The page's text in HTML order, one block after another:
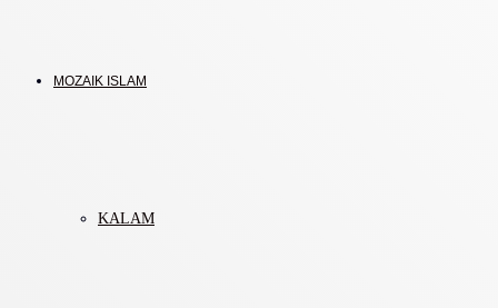
MOZAIK ISLAM
KALAM